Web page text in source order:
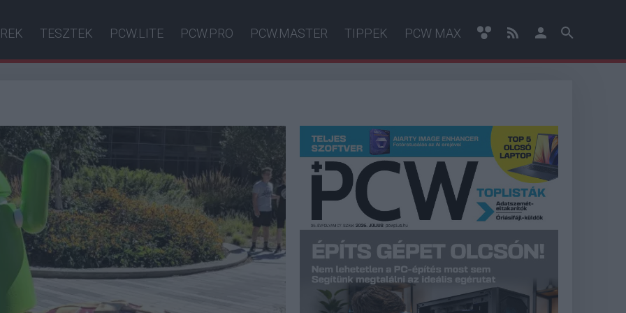
TESZTEK PCW.LITE PCW.PRO PCW.MASTER TIPPEK PCW MAX